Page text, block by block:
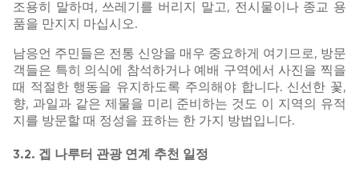
조용히 말하며, 쓰레기를 버리지 말고, 전시물이나 종교 용
품을 만지지 마십시오.
남응언 주민들은 전통 신앙을 매우 중요하게 여기므로, 방문
객들은 특히 의식에 참석하거나 예배 구역에서 사진을 찍을
때 적절한 행동을 유지하도록 주의해야 합니다. 신선한 꽃,
향, 과일과 같은 제물을 미리 준비하는 것도 이 지역의 유적
지를 방문할 때 정성을 표하는 한 가지 방법입니다.
3.2. 겝 나루터 관광 연계 추천 일정